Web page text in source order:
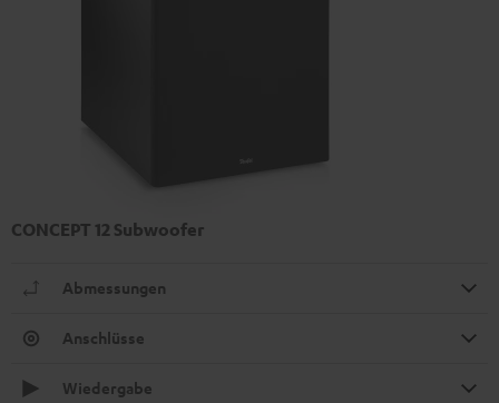
CONCEPT 12 Subwoofer
Abmessungen
Anschlüsse
Wiedergabe